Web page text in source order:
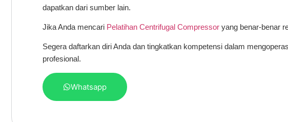
dapatkan dari sumber lain.
Jika Anda mencari Pelatihan Centrifugal Compressor yang benar-benar
Segera daftarkan diri Anda dan tingkatkan kompetensi dalam
profesional.
Whatsapp